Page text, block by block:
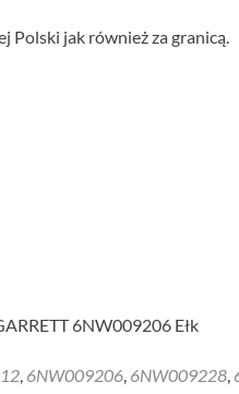
Polski jak również za granicą.
6NW009206 Ełk
, 6NW009206, 6NW009228,